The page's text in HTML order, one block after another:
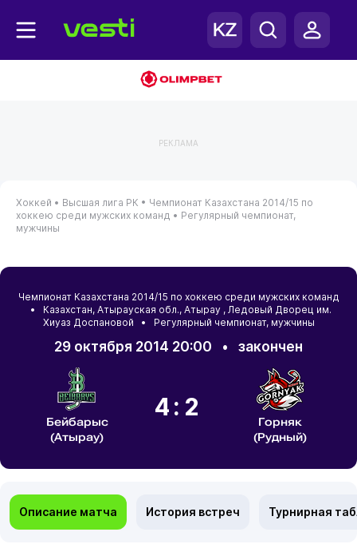
РЕКЛАМА
Хоккей • Высшая лига РК • Чемпионат Казахстана 2014/15 по
хоккею среди мужских команд • Регулярный чемпионат,
мужчины
Чемпионат Казахстана 2014/15 по хоккею среди мужских команд
• Казахстан, Атырауская обл., Атырау , Ледовый Дворец им.
Хиуаз Доспановой • Регулярный чемпионат, мужчины
29 октября 2014 20:00 • закончен
Бейбарыс
(Атырау)
4:2
Горняк
(Рудный)
Описание матча История встреч Турнирная